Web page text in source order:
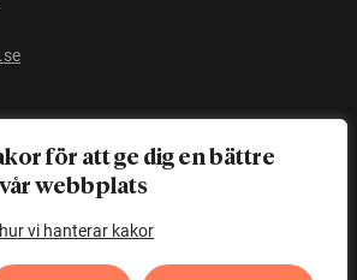
för att ge dig en bättre
webbplats
vi hanterar kakor